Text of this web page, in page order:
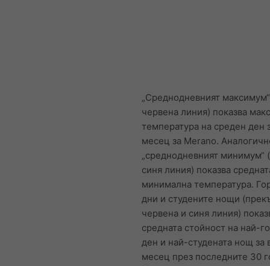
„Среднодневният
червена линия) показва
температура на среден ден
месец за Merano.
„среднодневният минимум“
синя линия) показва
минимална температура.
дни и студените нощи
червена и синя линия)
средната стойност на най-
ден и най-студената нощ за
месец през последните 30